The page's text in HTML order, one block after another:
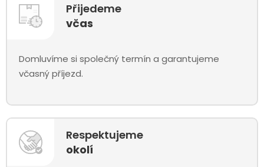
Přijedeme
včas
Domluvíme si společný termín a garantujeme
včasný příjezd.
Respektujeme
okolí